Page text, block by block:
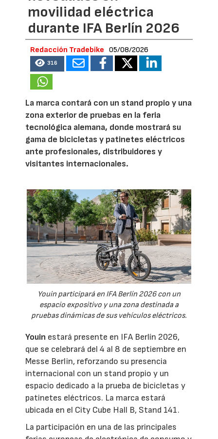
movilidad eléctrica
durante IFA Berlín 2026
Redacción Tradebike 05/08/2026
316
La marca contará con un stand propio y una
zona exterior de pruebas en la feria
tecnológica alemana, donde mostrará su
gama de bicicletas y patinetes eléctricos
ante profesionales, distribuidores y
visitantes internacionales.
Youin participará en IFA Berlín 2026 con un
espacio expositivo y una zona destinada a
pruebas dinámicas de sus vehículos eléctricos.
Youin estará presente en IFA Berlín 2026,
que se celebrará del 4 al 8 de septiembre en
Messe Berlin, reforzando su presencia
internacional con un stand propio y un
espacio dedicado a la prueba de bicicletas y
patinetes eléctricos. La marca estará
ubicada en el City Cube Hall B, Stand 141.
La participación en una de las principales